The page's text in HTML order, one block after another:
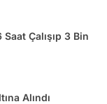
Çalışıp 3 Bin
Alındı